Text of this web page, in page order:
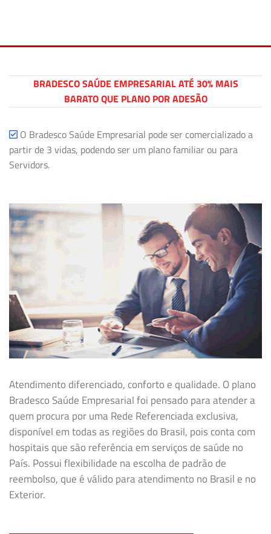
BRADESCO SAÚDE EMPRESARIAL ATÉ 30% MAIS
BARATO QUE PLANO POR ADESÃO
O Bradesco Saúde Empresarial pode ser comercializado a
partir de 3 vidas, podendo ser um plano familiar ou para
Servidors.
Atendimento diferenciado, conforto e qualidade. O plano
Bradesco Saúde Empresarial foi pensado para atender a
quem procura por uma Rede Referenciada exclusiva,
disponível em todas as regiões do Brasil, pois conta com
hospitais que são referência em serviços de saúde no
País. Possui flexibilidade na escolha de padrão de
reembolso, que é válido para atendimento no Brasil e no
Exterior.